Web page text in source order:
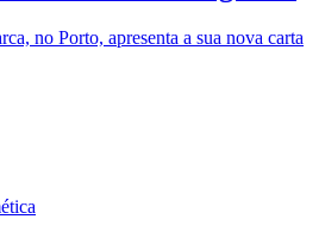
no Porto, apresenta a sua nova carta